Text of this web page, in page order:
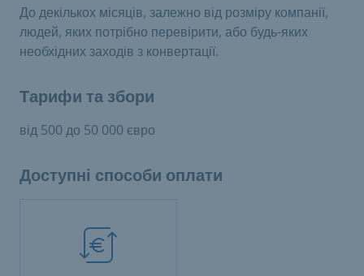
До декількох місяців, залежно від розміру компанії,
людей, яких потрібно перевірити, або будь-яких
необхідних заходів з конвертації.
Тарифи та збори
від 500 до 50 000 євро
Доступні способи оплати